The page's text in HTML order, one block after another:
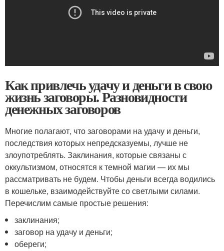
Как привлечь удачу и деньги в свою
жизнь заговоры. Разновидности
денежных заговоров
Многие полагают, что заговорами на удачу и деньги,
последствия которых непредсказуемы, лучше не
злоупотреблять. Заклинания, которые связаны с
оккультизмом, относятся к темной магии — их мы
рассматривать не будем. Чтобы деньги всегда водились
в кошельке, взаимодействуйте со светлыми силами.
Перечислим самые простые решения:
заклинания;
заговор на удачу и деньги;
обереги;